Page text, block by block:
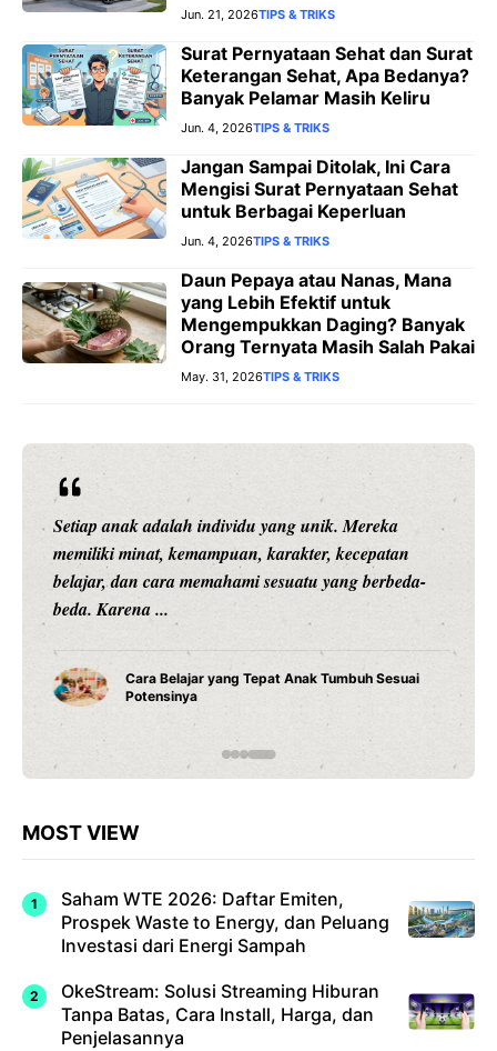
Jun. 21, 2026TIPS & TRIKS
Surat Pernyataan Sehat dan Surat
Keterangan Sehat, Apa Bedanya?
Banyak Pelamar Masih Keliru
Jun. 4, 2026TIPS & TRIKS
Jangan Sampai Ditolak, Ini Cara
Mengisi Surat Pernyataan Sehat
untuk Berbagai Keperluan
Jun. 4, 2026TIPS & TRIKS
Daun Pepaya atau Nanas, Mana
yang Lebih Efektif untuk
Mengempukkan Daging? Banyak
Orang Ternyata Masih Salah Pakai
May. 31, 2026TIPS & TRIKS
Setiap anak adalah individu yang unik. Mereka
memiliki minat, kemampuan, karakter, kecepatan
belajar, dan cara memahami sesuatu yang berbeda-
beda. Karena ...
Cara Belajar yang Tepat Anak Tumbuh Sesuai
Potensinya
MOST VIEW
Saham WTE 2026: Daftar Emiten,
Prospek Waste to Energy, dan Peluang
Investasi dari Energi Sampah
OkeStream: Solusi Streaming Hiburan
Tanpa Batas, Cara Install, Harga, dan
Penjelasannya